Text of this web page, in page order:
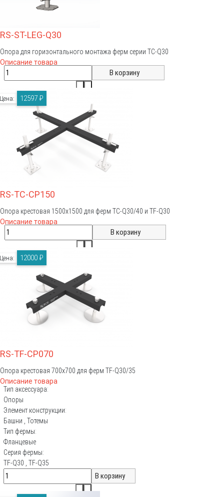
RS-ST-LEG-Q30
Опора для горизонтального монтажа ферм серии TC-Q30
Описание товара
RS-TC-CP150
Опора крестовая 1500х1500 для ферм TC-Q30/40 и TF-Q30
Описание товара
Цена: 12597 ₽
RS-TF-CP070
Опора крестовая 700х700 для ферм TF-Q30/35
Описание товара
Цена: 12000 ₽
Тип аксессуара:
Опоры
Элемент конструкции:
Башни
Тотемы
Тип фермы:
Фланцевые
Серия фермы:
TF-Q30
TF-Q35